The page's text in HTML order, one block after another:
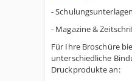
-
- Magazine &
Für Ihre Broschüre
unterschiedliche
Druckprodukte an: